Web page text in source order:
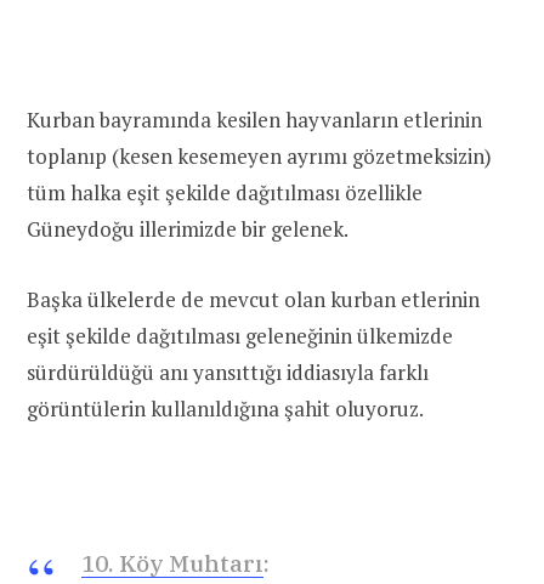
Kurban bayramında kesilen hayvanların etlerinin
toplanıp (kesen kesemeyen ayrımı gözetmeksizin)
tüm halka eşit şekilde dağıtılması özellikle
Güneydoğu illerimizde bir gelenek.
Başka ülkelerde de mevcut olan kurban etlerinin
eşit şekilde dağıtılması geleneğinin ülkemizde
sürdürüldüğü anı yansıttığı iddiasıyla farklı
görüntülerin kullanıldığına şahit oluyoruz.
10. Köy Muhtarı: